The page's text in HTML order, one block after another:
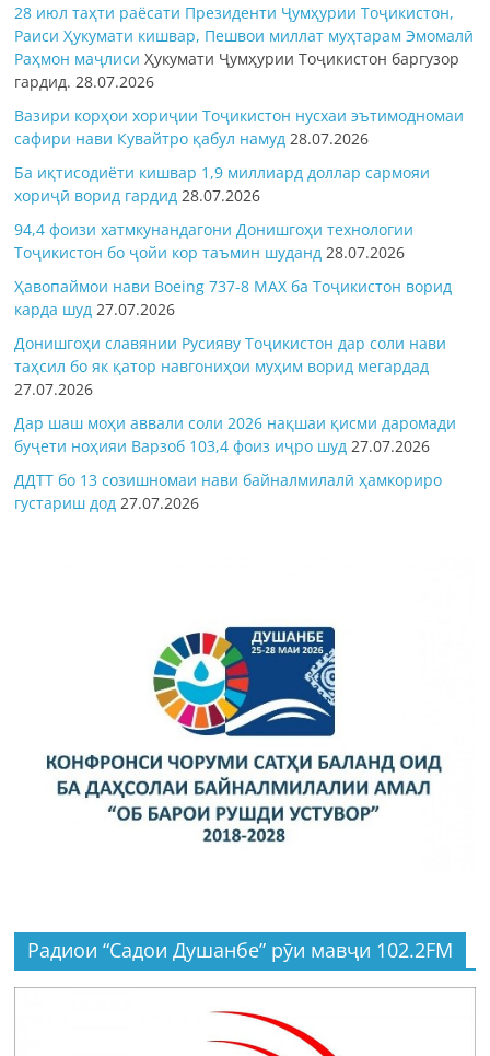
28 июл таҳти раёсати Президенти Ҷумҳурии Тоҷикистон,
Раиси Ҳукумати кишвар, Пешвои миллат муҳтарам Эмомалӣ
Раҳмон маҷлисиҲукумати Ҷумҳурии Тоҷикистон баргузор
гардид. 28.07.2026
Вазири корҳои хориҷии Тоҷикистон нусхаи эътимодномаи
сафири нави Кувайтро қабул намуд 28.07.2026
Ба иқтисодиёти кишвар 1,9 миллиард доллар сармояи
хориҷӣ ворид гардид 28.07.2026
94,4 фоизи хатмкунандагони Донишгоҳи технологии
Тоҷикистон бо ҷойи кор таъмин шуданд 28.07.2026
Ҳавопаймои нави Boeing 737-8 MAX ба Тоҷикистон ворид
карда шуд 27.07.2026
Донишгоҳи славянии Русияву Тоҷикистон дар соли нави
таҳсил бо як қатор навгониҳои муҳим ворид мегардад
27.07.2026
Дар шаш моҳи аввали соли 2026 нақшаи қисми даромади
буҷети ноҳияи Варзоб 103,4 фоиз иҷро шуд 27.07.2026
ДДТТ бо 13 созишномаи нави байналмилалӣ ҳамкориро
густариш дод 27.07.2026
Радиои “Садои Душанбе” рӯи мавҷи 102.2FM